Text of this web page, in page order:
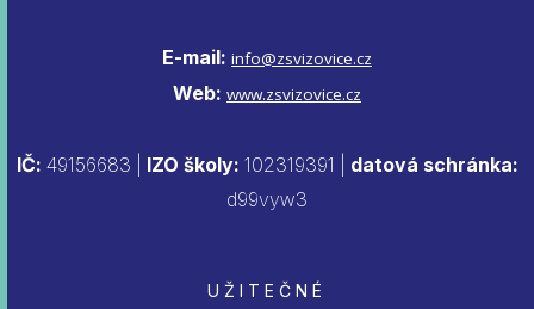
E-mail: info@zsvizovice.cz
Web: www.zsvizovice.cz
IČ: 49156683 | IZO školy: 102319391 | datová schránka:
d99vyw3
UŽITEČNÉ